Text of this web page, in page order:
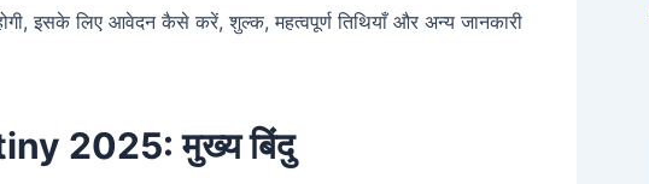
इसके लिए आवेदन कैसे करें, शुल्क, महत्वपूर्ण तिथियाँ और अन्य जानकारी
2025: मुख्य बिंदु